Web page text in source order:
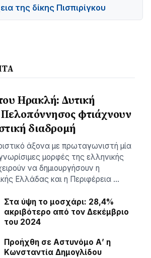
της δίκης Πισπιρίγκου
Ηρακλή: Δυτική
φτιάχνουν
διαδρομή
άξονα με πρωταγωνιστή μία
μορφές της ελληνικής
να δημιουργήσουν η
Ελλάδας και η Περιφέρεια …
Στα ύψη το μοσχάρι: 28,4%
ακριβότερο από τον Δεκέμβριο
του 2024
Προήχθη σε Αστυνόμο Α’ η
Κωνσταντία Δημογλίδου